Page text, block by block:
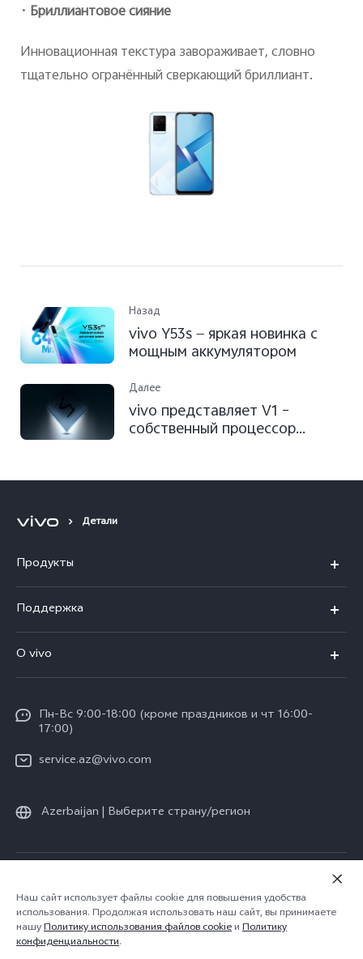
· Бриллиантовое сияние
Инновационная текстура завораживает, словно
тщательно огранённый сверкающий бриллиант.
Назад
vivo Y53s — яркая новинка с
мощным аккумулятором
Далее
vivo представляет V1 –
собственный процессор
Детали
Продукты
V30e 5G
V29 5G
Y100 4G
Y27s
Поддержка
Funtouch OS
Сервисные центры
IMEI аутентификация
Обновление системы
Запрос хода ремонта
О vivo
Пресс-центр
Юридическая информация
Стабильность
Центр конфиденциальности vivo
Пн-Вс 9:00-18:00 (кроме праздников и чт 16:00-
17:00)
service.az@vivo.com
Azerbaijan | Выберите страну/регион
Политика конфиденциальности |
Политика vivo в отношении файлов cookie |
Поддержки конфиденциальности
Наш сайт использует файлы cookie для повышения удобства
использования. Продолжая использовать наш сайт, вы принимаете
нашуПолитику использования файлов cookieиПолитику
конфиденциальности.